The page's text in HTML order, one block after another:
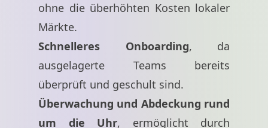
ohne die überhöhten Kosten lokaler
Märkte.
Schnelleres Onboarding, da
ausgelagerte Teams bereits
überprüft und geschult sind.
Überwachung und Abdeckung rund
um die Uhr, ermöglicht durch